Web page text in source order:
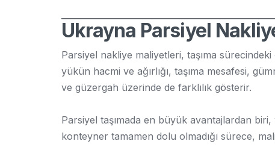
Ukrayna Parsiyel
Parsiyel nakliye maliyetleri, taşıma
yükün hacmi ve ağırlığı, taşıma mesafesi,
ve güzergah üzerinde de farklılık gösterir.
Parsiyel taşımada en büyük avantajlardan
konteyner tamamen dolu olmadığı sürece,